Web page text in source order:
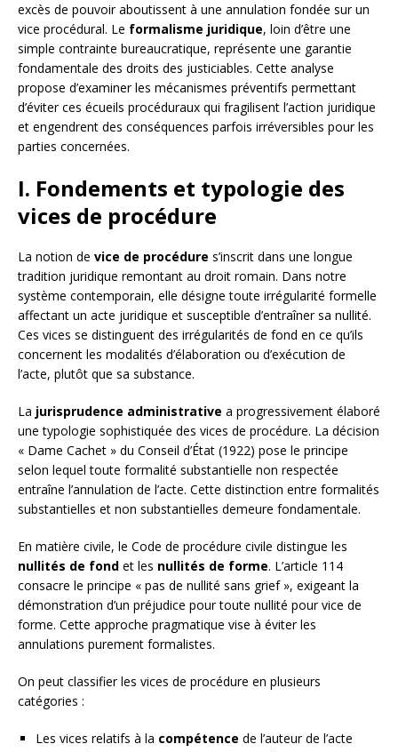
excès de pouvoir aboutissent à une annulation fondée sur un
vice procédural. Le formalisme juridique, loin d’être une
simple contrainte bureaucratique, représente une garantie
fondamentale des droits des justiciables. Cette analyse
propose d’examiner les mécanismes préventifs permettant
d’éviter ces écueils procéduraux qui fragilisent l’action juridique
et engendrent des conséquences parfois irréversibles pour les
parties concernées.
I. Fondements et typologie des
vices de procédure
La notion de vice de procédure s’inscrit dans une longue
tradition juridique remontant au droit romain. Dans notre
système contemporain, elle désigne toute irrégularité formelle
affectant un acte juridique et susceptible d’entraîner sa nullité.
Ces vices se distinguent des irrégularités de fond en ce qu’ils
concernent les modalités d’élaboration ou d’exécution de
l’acte, plutôt que sa substance.
La jurisprudence administrative a progressivement élaboré
une typologie sophistiquée des vices de procédure. La décision
« Dame Cachet » du Conseil d’État (1922) pose le principe
selon lequel toute formalité substantielle non respectée
entraîne l’annulation de l’acte. Cette distinction entre formalités
substantielles et non substantielles demeure fondamentale.
En matière civile, le Code de procédure civile distingue les
nullités de fond et les nullités de forme. L’article 114
consacre le principe « pas de nullité sans grief », exigeant la
démonstration d’un préjudice pour toute nullité pour vice de
forme. Cette approche pragmatique vise à éviter les
annulations purement formalistes.
On peut classifier les vices de procédure en plusieurs
catégories :
Les vices relatifs à la compétence de l’auteur de l’acte